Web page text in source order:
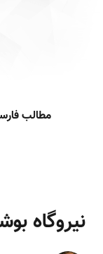
مطالب
نیروگاه